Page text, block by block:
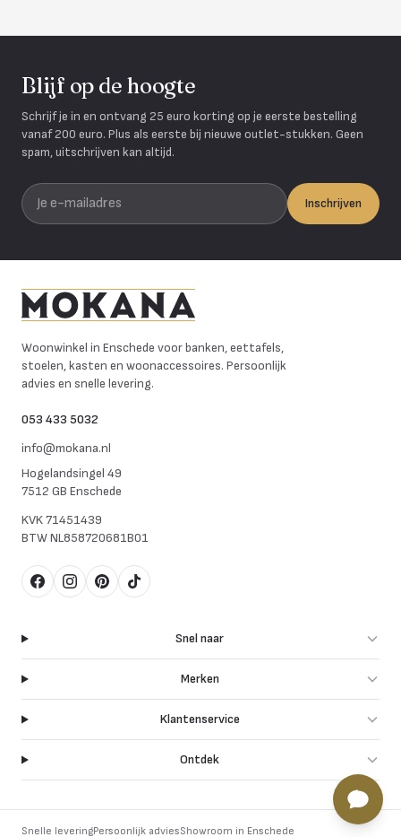
Blijf op de hoogte
Schrijf je in en ontvang 25 euro korting op je eerste bestelling
vanaf 200 euro. Plus als eerste bij nieuwe outlet-stukken. Geen
spam, uitschrijven kan altijd.
Je e-mailadres
Inschrijven
Woonwinkel in Enschede voor banken, eettafels,
stoelen, kasten en woonaccessoires. Persoonlijk
advies en snelle levering.
053 433 5032
info@mokana.nl
Hogelandsingel 49
7512 GB Enschede
KVK71451439
BTWNL858720681B01
FacebookInstagram
Pinterest
TikTok
Snel naar
Merken
Klantenservice
Ontdek
Snelle leveringPersoonlijk adviesShowroom in Enschede